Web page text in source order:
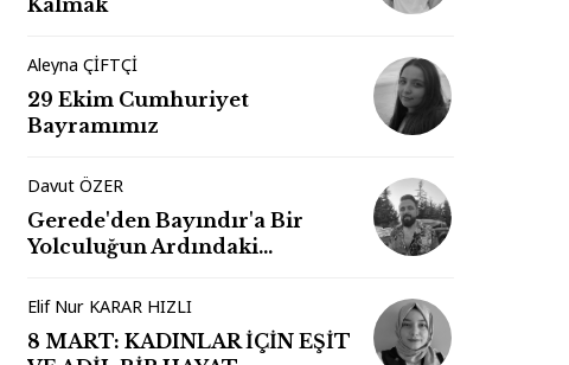
Aleyna ÇİFTÇİ
29 Ekim Cumhuriyet
Bayramımız
Davut ÖZER
Gerede'den Bayındır'a Bir
Yolculuğun Ardındaki
Elif Nur KARAR HIZLI
8 MART: KADINLAR İÇİN EŞİT